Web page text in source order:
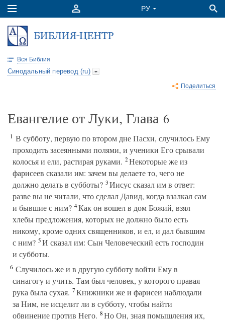
Вся Библия
Синодальный перевод (ru)
Поделиться
Евангелие от Луки, Глава 6
1 В субботу, первую по втором дне Пасхи, случилось Ему
проходить засеянными полями, и ученики Его срывали
колосья и ели, растирая руками. 2Некоторые же из
фарисеев сказали им: зачем вы делаете то, чего не
должно делать в субботы? 3Иисус сказал им в ответ:
разве вы не читали, что сделал Давид, когда взалкал сам
и бывшие с ним? 4Как он вошел в дом Божий, взял
хлебы предложения, которых не должно было есть
никому, кроме одних священников, и ел, и дал бывшим
с ним? 5И сказал им: Сын Человеческий есть господин
и субботы.
6 Случилось же и в другую субботу войти Ему в
синагогу и учить. Там был человек, у которого правая
рука была сухая. 7Книжники же и фарисеи наблюдали
за Ним, не исцелит ли в субботу, чтобы найти
обвинение против Него. 8Но Он, зная помышления их,